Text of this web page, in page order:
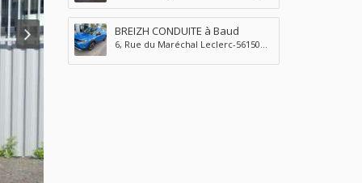
BREIZH CONDUITE à Baud
6, Rue du Maréchal Leclerc-56150